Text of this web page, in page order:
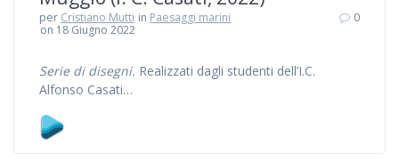
per Cristiano Mutti in Paesaggi marini
on 18 Giugno 2022
0
Serie di disegni. Realizzati dagli studenti dell’I.C.
Alfonso Casati…